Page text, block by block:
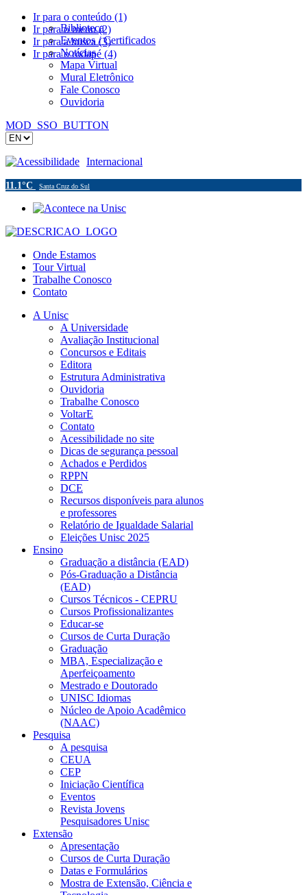
Ir para o conteúdo (1)
Ir para o menu (2)
Ir para a busca (3)
Ir para o rodapé (4)
Biblioteca
Eventos / Certificados
Notícias
Mapa Virtual
Mural Eletrônico
Fale Conosco
Ouvidoria
MOD_SSO_BUTTON
Acessibilidade Internacional
11.1°C Santa Cruz do Sul
Onde Estamos
Tour Virtual
Trabalhe Conosco
Contato
A Unisc
A Universidade
Avaliação Institucional
Concursos e Editais
Editora
Estrutura Administrativa
Ouvidoria
Trabalhe Conosco
VoltarE
Contato
Acessibilidade no site
Dicas de segurança pessoal
Achados e Perdidos
RPPN
DCE
Recursos disponíveis para alunos
e professores
Relatório de Igualdade Salarial
Eleições Unisc 2025
Ensino
Graduação a distância (EAD)
Pós-Graduação a Distância
(EAD)
Cursos Técnicos - CEPRU
Cursos Profissionalizantes
Educar-se
Cursos de Curta Duração
Graduação
MBA, Especialização e
Aperfeiçoamento
Mestrado e Doutorado
UNISC Idiomas
Núcleo de Apoio Acadêmico
(NAAC)
Pesquisa
A pesquisa
CEUA
CEP
Iniciação Científica
Eventos
Revista Jovens
Pesquisadores Unisc
Extensão
Apresentação
Cursos de Curta Duração
Datas e Formulários
Mostra de Extensão, Ciência e